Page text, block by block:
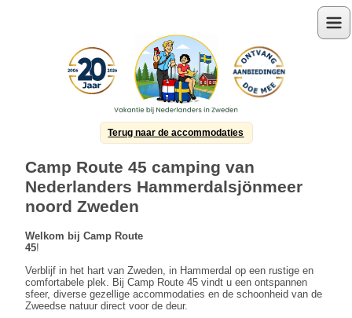
Menu
Terug naar de accommodaties
Camp Route 45 camping van
Nederlanders Hammerdalsjönmeer
noord Zweden
Welkom bij Camp Route
45!
Verblijf in het hart van Zweden, in Hammerdal op een rustige en
comfortabele plek. Bij Camp Route 45 vindt u een ontspannen
sfeer, diverse gezellige accommodaties en de schoonheid van de
Zweedse natuur direct voor de deur.